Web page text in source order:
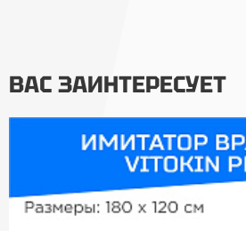
ВАС ЗАИНТЕРЕСУЕТ